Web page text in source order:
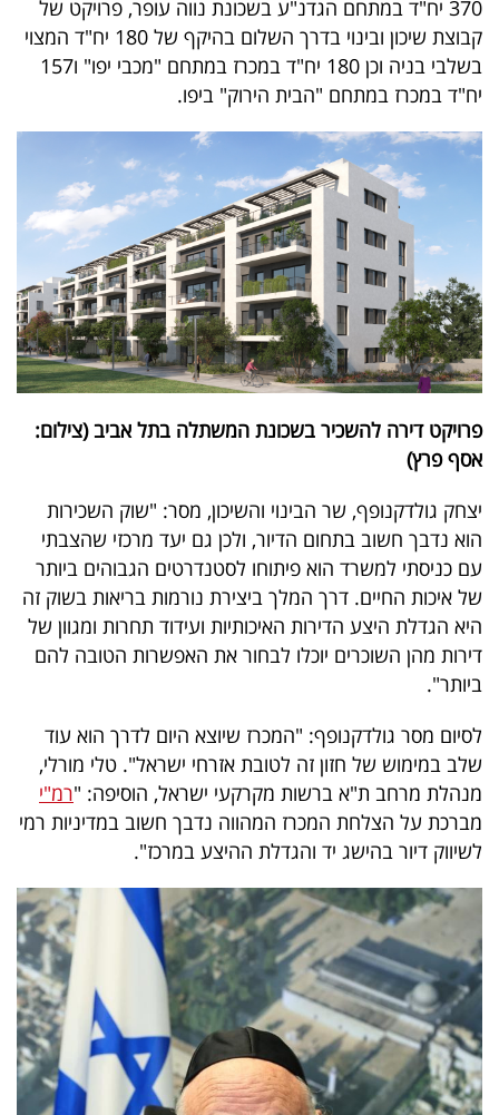
פרסמו
באייס
עקבו
אחרינו:
370 יח"ד במתחם הגדנ"ע בשכונת נווה עופר, פרויקט של
קבוצת שיכון ובינוי בדרך השלום בהיקף של 180 יח"ד המצוי
בשלבי בניה וכן 180 יח"ד במכרז במתחם "מכבי יפו" ו157
יח"ד במכרז במתחם "הבית הירוק" ביפו.
פרויקט דירה להשכיר בשכונת המשתלה בתל אביב (צילום:
אסף פרץ)
יצחק גולדקנופף, שר הבינוי והשיכון, מסר: "שוק השכירות
הוא נדבך חשוב בתחום הדיור, ולכן גם יעד מרכזי שהצבתי
עם כניסתי למשרד הוא פיתוחו לסטנדרטים הגבוהים ביותר
של איכות החיים. דרך המלך ביצירת נורמות בריאות בשוק זה
היא הגדלת היצע הדירות האיכותיות ועידוד תחרות ומגוון של
דירות מהן השוכרים יוכלו לבחור את האפשרות הטובה להם
ביותר".
לסיום מסר גולדקנופף: "המכרז שיוצא היום לדרך הוא עוד
שלב במימוש של חזון זה לטובת אזרחי ישראל". טלי מורלי,
מנהלת מרחב ת"א ברשות מקרקעי ישראל, הוסיפה: "רמ"י
מברכת על הצלחת המכרז המהווה נדבך חשוב במדיניות רמי
לשיווק דיור בהישג יד והגדלת ההיצע במרכז".